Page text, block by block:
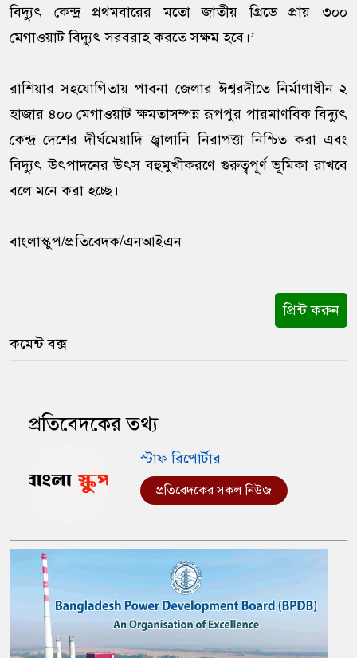
বিদ্যুৎ কেন্দ্র প্রথমবারের মতো জাতীয় গ্রিডে প্রায় ৩০০
মেগাওয়াট বিদ্যুৎ সরবরাহ করতে সক্ষম হবে।’
রাশিয়ার সহযোগিতায় পাবনা জেলার ঈশ্বরদীতে নির্মাণাধীন ২
হাজার ৪০০ মেগাওয়াট ক্ষমতাসম্পন্ন রূপপুর পারমাণবিক বিদ্যুৎ
কেন্দ্র দেশের দীর্ঘমেয়াদি জ্বালানি নিরাপত্তা নিশ্চিত করা এবং
বিদ্যুৎ উৎপাদনের উৎস বহুমুখীকরণে গুরুত্বপূর্ণ ভূমিকা রাখবে
বলে মনে করা হচ্ছে।
বাংলাস্কুপ/প্রতিবেদক/এনআইএন
প্রিন্ট করুন
কমেন্ট বক্স
প্রতিবেদকের তথ্য
স্টাফ রিপোর্টার
প্রতিবেদকের সকল নিউজ